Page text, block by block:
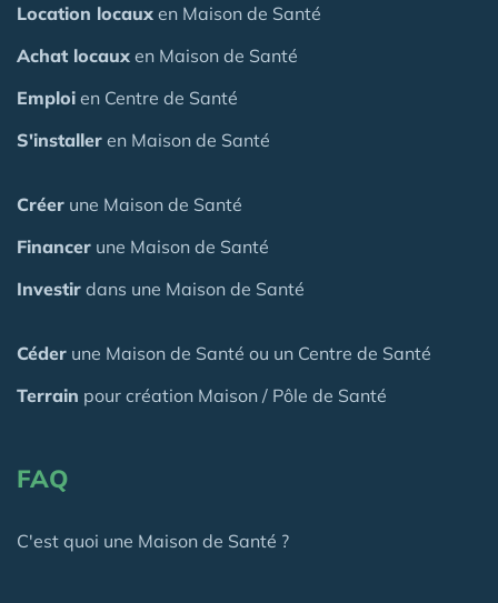
Location locaux en Maison de Santé
Achat locaux en Maison de Santé
Emploi en Centre de Santé
S'installer en Maison de Santé
Créer une Maison de Santé
Financer une Maison de Santé
Investir dans une Maison de Santé
Céder une Maison de Santé ou un Centre de Santé
Terrain pour création Maison / Pôle de Santé
FAQ
C'est quoi une Maison de Santé ?